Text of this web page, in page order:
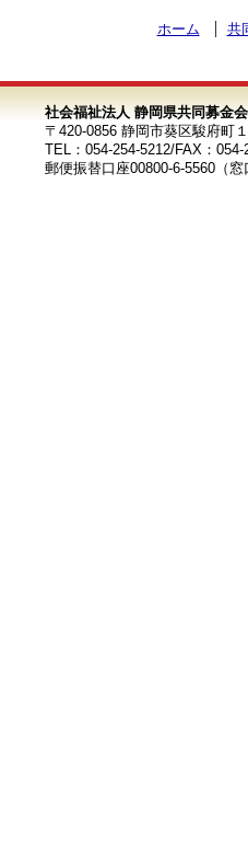
ホーム 共
社会福祉法人 静岡県共同募金会
〒420-0856 静岡市葵区駿府町
TEL：054-254-5212/FAX：054-
郵便振替口座00800-6-5560（窓